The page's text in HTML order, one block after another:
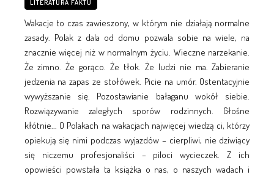
LITERATURA FAKTU
Wakacje to czas zawieszony, w którym nie działają normalne
zasady. Polak z dala od domu pozwala sobie na wiele, na
znacznie więcej niż w normalnym życiu. Wieczne narzekanie.
Że zimno. Że gorąco. Że tłok. Że ludzi nie ma. Zabieranie
jedzenia na zapas ze stołówek. Picie na umór. Ostentacyjnie
wywyższanie się. Pozostawianie bałaganu wokół siebie.
Rozwiązywanie zaległych sporów rodzinnych. Głośne
kłótnie... O Polakach na wakacjach najwięcej wiedzą ci, którzy
opiekują się nimi podczas wyjazdów – cierpliwi, nie dziwiący
się niczemu profesjonaliści – piloci wycieczek. Z ich
opowieści powstała ta książka o nas, o naszych wadach i